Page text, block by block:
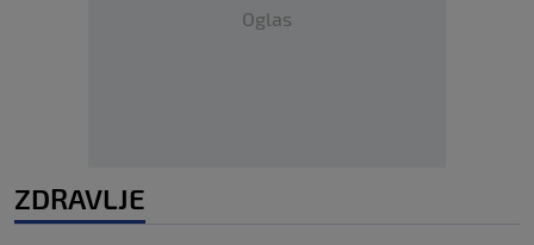
Oglas
ZDRAVLJE